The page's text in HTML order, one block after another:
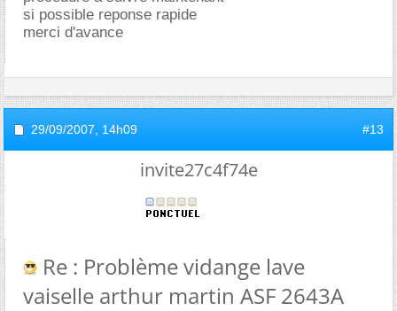
si possible reponse rapide
merci d'avance
29/09/2007, 14h09 #13
invite27c4f74e
Re : Problème vidange lave
vaiselle arthur martin ASF 2643A